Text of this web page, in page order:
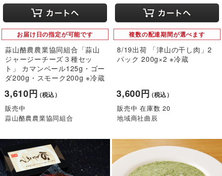
お届け日の指定が可能です
蒜山酪農農業協同組合「蒜山
ジャージーチーズ３種セッ
ト」 カマンベール125g・ゴー
ダ200g・スモーク200g ※冷蔵
3,610円（税込）
販売中
蒜山酪農農業協同組合
複数の配達期間が選べます
8/19出荷 「津山の干し肉」2
パック 200g×2 ※冷蔵
3,600円（税込）
販売中 在庫数 20
地域商社曲辰